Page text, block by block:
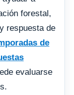
forestal,
respuesta de
de
evaluarse